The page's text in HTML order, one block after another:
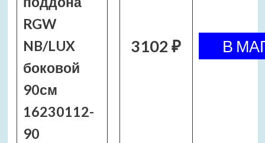
RGW
NB/LUX
боковой
90см
16230112-
90
3102 ₽